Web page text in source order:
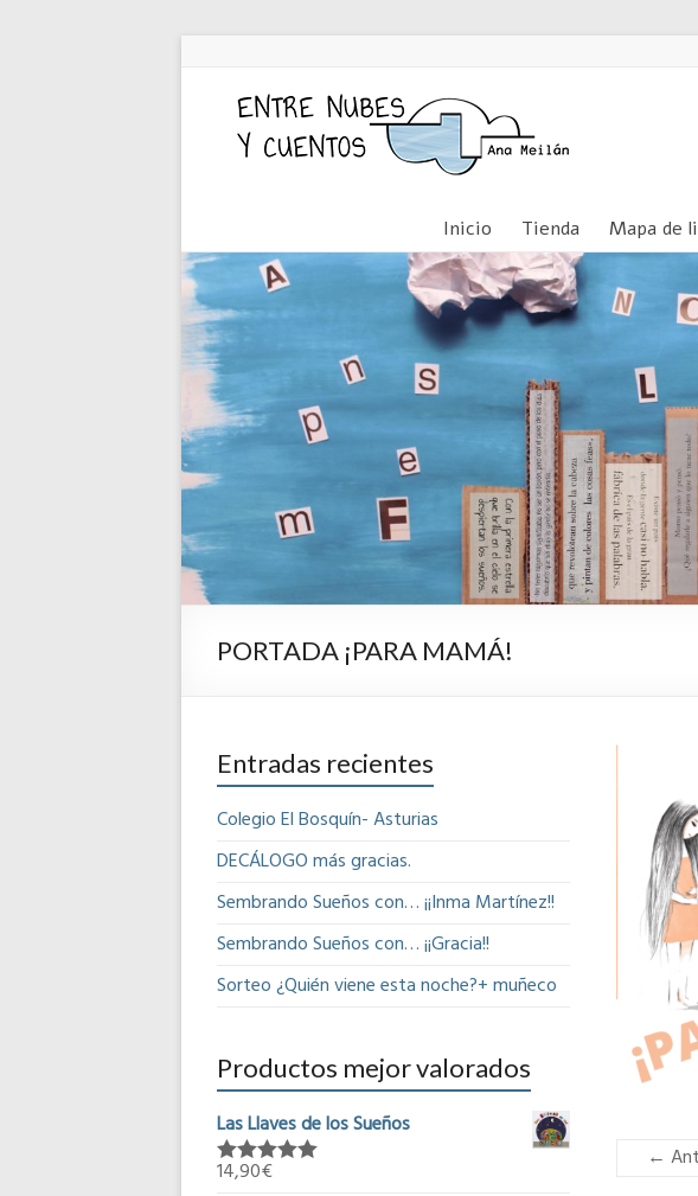
Inicio Tienda Mapa de
PORTADA ¡PARA MAMÁ!
←
Entradas recientes
Colegio El Bosquín- Asturias
DECÁLOGO más gracias.
Sembrando Sueños con… ¡¡Inma Martínez!!
Sembrando Sueños con… ¡¡Gracia!!
Sorteo ¿Quién viene esta noche?+ muñeco
Productos mejor valorados
Las Llaves de los Sueños
Valorado en
14,90€